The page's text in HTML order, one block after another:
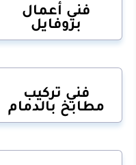
فني أعمال
بروفايل
فني تركيب
مطابخ بالدمام